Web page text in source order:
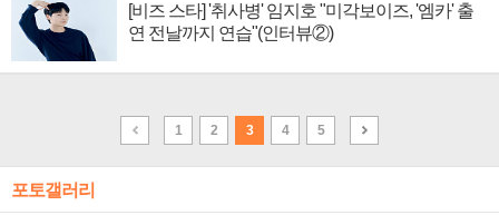
[비즈 스타] '취사병' 임지호 "미각보이즈, '엠카' 출
연 전날까지 연습"(인터뷰②)
1 2 3 4 5
포토갤러리